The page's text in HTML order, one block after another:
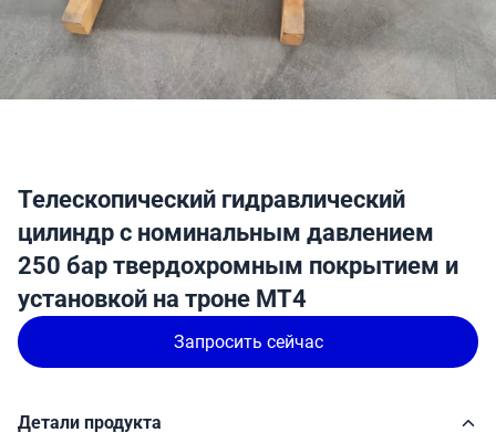
Телескопический гидравлический
цилиндр с номинальным давлением
250 бар твердохромным покрытием и
установкой на троне MT4
Запросить сейчас
Детали продукта